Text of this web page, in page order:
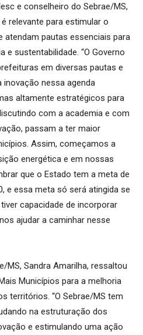
e conselheiro do Sebrae/MS,
relevante para estimular o
atendam pautas essenciais para
sustentabilidade. “O Governo
em diversas pautas e
nessa agenda
altamente estratégicos para
com a academia e com
passam a ter maior
Assim, começamos a
energética e em nossas
que o Estado tem a meta de
e essa meta só será atingida se
capacidade de incorporar
ajudar a caminhar nesse
MS, Sandra Amarilha, ressaltou
Municípios para a melhoria
territórios. “O Sebrae/MS tem
na estruturação dos
e estimulando uma ação